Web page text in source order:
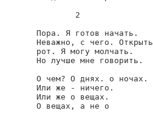
        2
Пора. Я готов начать.
Неважно, с чего. Открыть
рот. Я могу молчать.
Но лучше мне говорить.
О чем? О днях. о ночах.
Или же - ничего.
Или же о вещах.
О вещах, а не о